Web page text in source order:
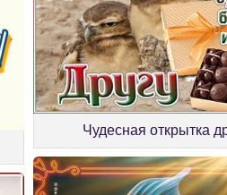
Чудесная открытка